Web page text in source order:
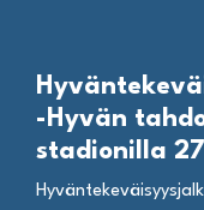
-Hyvän
stadionilla